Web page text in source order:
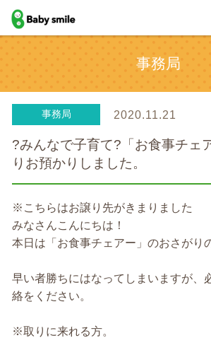
baby smile
事務局
事務局 2020.11.21
?みんなで子育て?「お食事チェ
りお預かりしました。
※こちらはお譲り先がきまりました
みなさんこんにちは！
本日は「お食事チェアー」のおさがり
早い者勝ちにはなってしまいますが、
絡をください。
※取りに来れる方。